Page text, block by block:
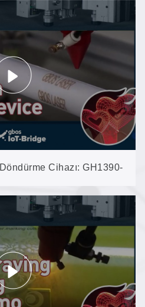
ve daha fazlası
Cihazı: GH1390-
malzemeleri insanlara
taşır